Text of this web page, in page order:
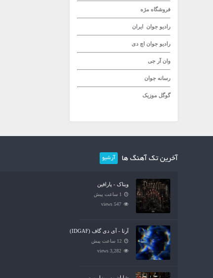
فروشگاه مژه
رادیو جوان ایران
رادیو جوان اچ دی
وان آر جی
رسانه جوان
گوگل موزیک
آخرین تک آهنگ ها آرشیو
ویناک - پارافین
1 ساعت پیش
547 views
آرتا - آی دی گاف (IDGAF)
12 ساعت پیش
3,282 views